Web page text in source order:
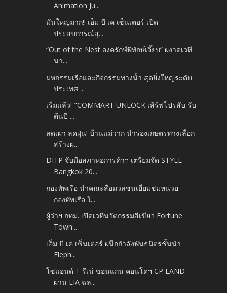
Animation Ju...
มันใหญ่มาก!! เอ็ม บี เค เซ็นเตอร์ เปิด
ประสบการณ์สุ...
“Out of the Nest องครักษ์พิทักษ์เจี๊ยบ” ผงาดเวที
นา...
มหกรรมเรือและกิจกรรมทางน้ำ สุดยิ่งใหญ่ระดับ
ประเทศ ...
เริ่มแล้ว! "COMMART UNLOCK เสิร์ฟโปรสับ รับ
ต้นปี ...
ลดเผา ลดฝุ่น! บ้านแม่วาก นำร่องเกษตรทางเลือก
สร้างผ...
DITP จับมือสภาหอการค้าฯ เตรียมจัด STYLE
Bangkok 20...
กองทัพเรือ นำคณะสื่อมวลชนเยี่ยมชมหน่วย
กองทัพเรือ ใ...
ผู้ว่าฯ กทม. เปิดเวทีนวัตกรรมสีเขียว Fortune
Town...
เอ็ม บี เค เซ็นเตอร์ ผนึกกำลังพันธมิตรชั้นนำ
Eleph...
โซแอนด์ + รีเน่ ขอนแก่น คอนโดฯ CP LAND
ผ่าน EIA ฉล...